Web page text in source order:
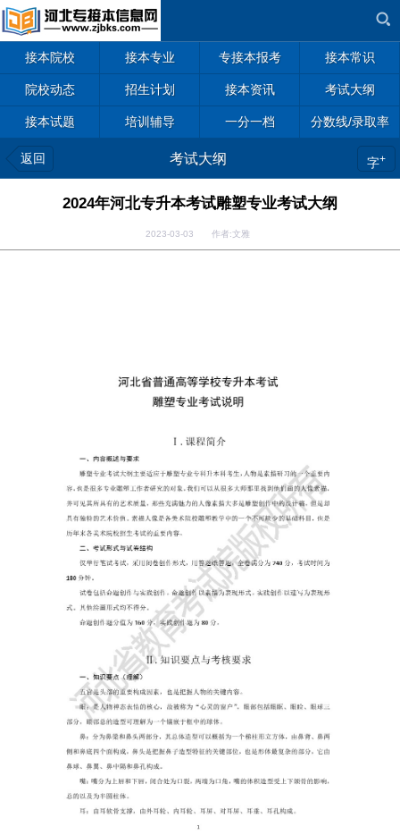
接本院校 接本专业 专接本报考 接本常识
院校动态 招生计划 接本资讯 考试大纲
接本试题 培训辅导 一分一档 分数线/录取率
返回 考试大纲 字+
2024年河北专升本考试雕塑专业考试大纲
2023-03-03 作者:文雅